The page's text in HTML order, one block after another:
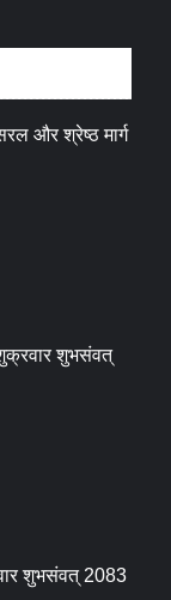
और श्रेष्ठ मार्ग
शुभसंवत्
आज का पंचांग: आज दिनांक 6 अगस्त 2026 गुरुवार शुभसंवत् 2083